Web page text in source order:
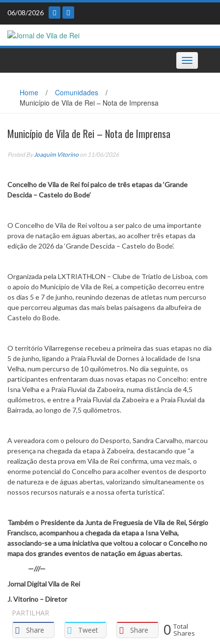
Skip
content
06/08/2026
Toggle
navigation
Home / Comunidades
/
Município de Vila de Rei – Nota de Imprensa
Município de Vila de Rei – Nota de Imprensa
Posted By Joaquim Vitorino on 11/06/2026
Concelho de Vila de Rei foi palco de três etapas da ‘Grande
Descida – Castelo do Bode’
O Concelho de Vila de Rei voltou a ser palco de uma importante
prova de natação em águas abertas, ao acolher três etapas da
edição de 2026 da ‘Grande Descida – Castelo do Bode’.
Organizada pela LXTRIATHLON – Clube de Triatlo de Lisboa, com
o apoio do Município de Vila de Rei, a competição decorreu entre
os dias 5 e 7 de junho, reunindo dezenas de atletas num percurso
que percorreu algumas das mais belas paisagens da albufeira de
Castelo do Bode.
O território Vilarregense recebeu a primeira das suas etapas no dia
5 de junho, ligando a Praia Fluvial de Dornes à localidade de Isna
Velha, num percurso de 10 quilómetros. No dia seguinte, os
participantes enfrentaram duas novas etapas no Concelho: entre
Isna Velha e a Praia Fluvial da Zaboeira, numa distância de 4,5
quilómetros, e entre a Praia Fluvial da Zaboeira e a Praia Fluvial da
Bairrada, ao longo de 7,5 quilómetros.
A vereadora com o pelouro do Desporto, Sandra Carvalho, marcou
presença na chegada da etapa à Zaboeira, destacando que “a
realização desta prova em Vila de Rei confirma, uma vez mais, o
enorme potencial do Concelho para acolher eventos de desporto
de natureza e de águas abertas, valorizando simultaneamente os
nossos recursos naturais e a nossa oferta turística”.
Também o Presidente da Junta de Freguesia de Vila de Rei, Sérgio
Francisco, acompanhou a chegada da etapa a Isna Velha,
associando-se a uma iniciativa que voltou a colocar o Concelho no
mapa dos grandes eventos de natação em águas abertas.
—///—
Jornal Digital Vila de Rei
J. Vitorino – Diretor
PARTILHAR
Share
Tweet Share 0 Total
Shares